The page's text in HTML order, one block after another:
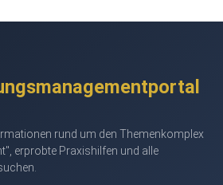
rund um den Themenkomplex
erprobte Praxishilfen und alle